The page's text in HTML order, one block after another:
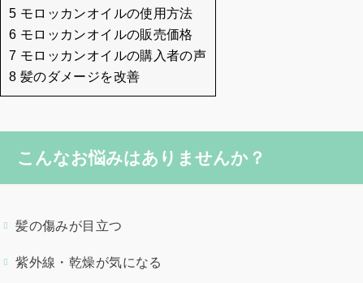
5 モロッカンオイルの使用方法
6 モロッカンオイルの販売価格
7 モロッカンオイルの購入者の声
8 髪のダメージを改善
こんなお悩みはありませんか？
髪の傷みが目立つ
紫外線・乾燥が気になる